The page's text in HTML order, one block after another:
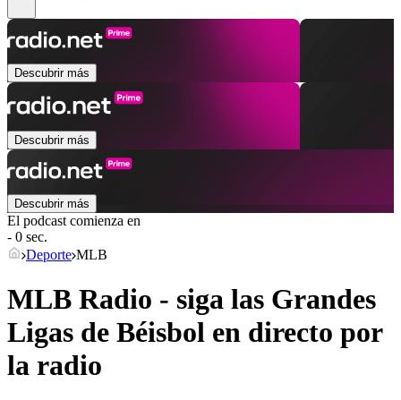
Descubrir más
Descubrir más
Descubrir más
El podcast comienza en
- 0 sec.
Deporte MLB
MLB Radio - siga las Grandes
Ligas de Béisbol en directo por
la radio